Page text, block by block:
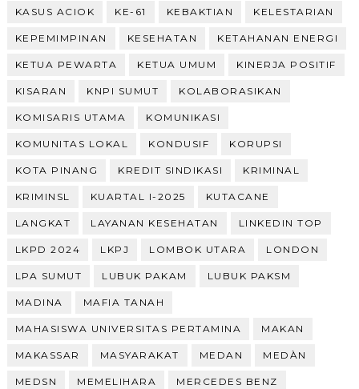
KASUS ACIOK KE-61 KEBAKTIAN KELESTARIAN
KEPEMIMPINAN KESEHATAN KETAHANAN ENERGI
KETUA PEWARTA KETUA UMUM KINERJA POSITIF
KISARAN KNPI SUMUT KOLABORASIKAN
KOMISARIS UTAMA KOMUNIKASI
KOMUNITAS LOKAL KONDUSIF KORUPSI
KOTA PINANG KREDIT SINDIKASI KRIMINAL
KRIMINSL KUARTAL I-2025 KUTACANE
LANGKAT LAYANAN KESEHATAN LINKEDIN TOP
LKPD 2024 LKPJ LOMBOK UTARA LONDON
LPA SUMUT LUBUK PAKAM LUBUK PAKSM
MADINA MAFIA TANAH
MAHASISWA UNIVERSITAS PERTAMINA MAKAN
MAKASSAR MASYARAKAT MEDAN MEDÀN
MEDSN MEMELIHARA MERCEDES BENZ